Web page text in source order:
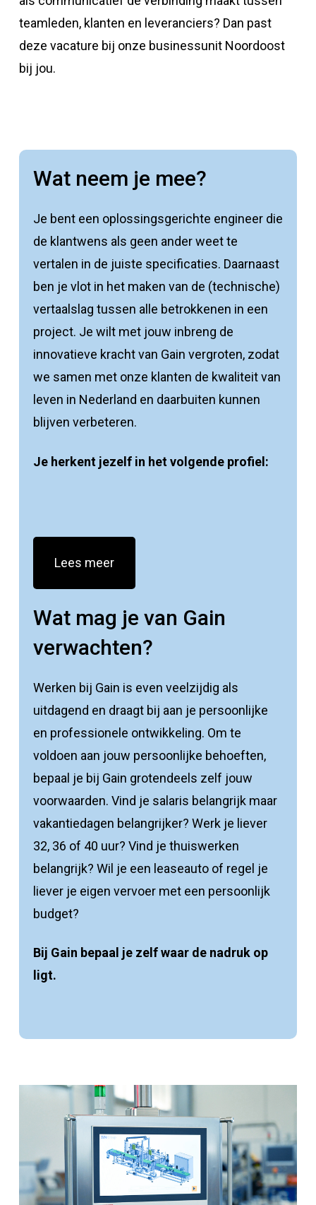
teamleden, klanten en leveranciers? Dan past
deze vacature bij onze businessunit Noordoost
bij jou.
Wat neem je mee?
Je bent een oplossingsgerichte engineer die
de klantwens als geen ander weet te
vertalen in de juiste specificaties. Daarnaast
ben je vlot in het maken van de (technische)
vertaalslag tussen alle betrokkenen in een
project. Je wilt met jouw inbreng de
innovatieve kracht van Gain vergroten, zodat
we samen met onze klanten de kwaliteit van
leven in Nederland en daarbuiten kunnen
blijven verbeteren.
Je herkent jezelf in het volgende profiel:
Lees meer
Wat mag je van Gain
verwachten?
Werken bij Gain is even veelzijdig als
uitdagend en draagt bij aan je persoonlijke
en professionele ontwikkeling. Om te
voldoen aan jouw persoonlijke behoeften,
bepaal je bij Gain grotendeels zelf jouw
voorwaarden. Vind je salaris belangrijk maar
vakantiedagen belangrijker? Werk je liever
32, 36 of 40 uur? Vind je thuiswerken
belangrijk? Wil je een leaseauto of regel je
liever je eigen vervoer met een persoonlijk
budget?
Bij Gain bepaal je zelf waar de nadruk op
ligt.